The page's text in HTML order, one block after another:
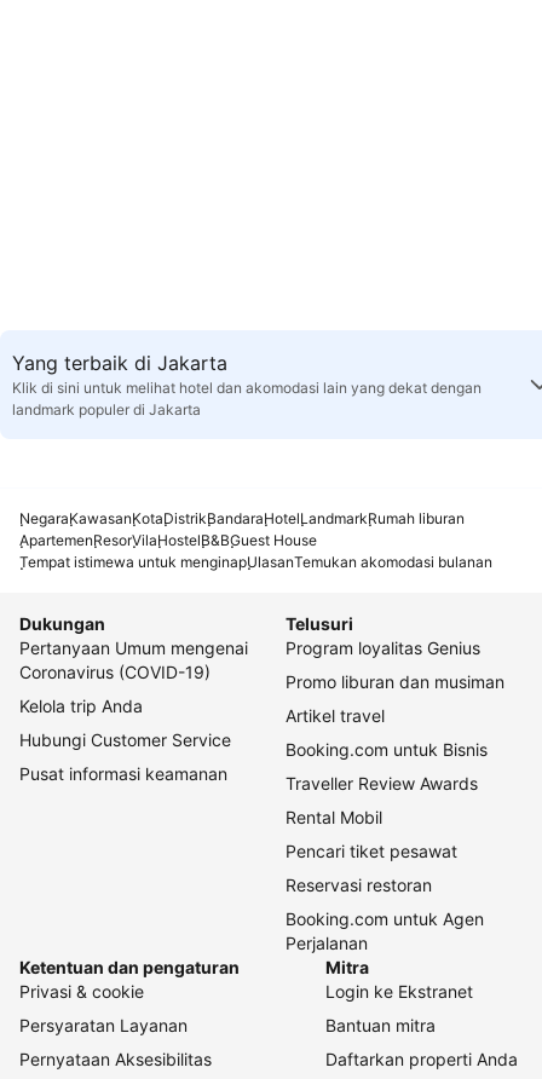
Yang terbaik di Jakarta
Klik di sini untuk melihat hotel dan akomodasi lain yang dekat dengan
landmark populer di Jakarta
NegaraKawasanKotaDistrikBandaraHotelLandmarkRumah liburan
ApartemenResorVilaHostelB&BGuest House
Tempat istimewa untuk menginapUlasanTemukan akomodasi bulanan
Dukungan
Pertanyaan Umum mengenai
Coronavirus (COVID-19)
Kelola trip Anda
Hubungi Customer Service
Pusat informasi keamanan
Telusuri
Program loyalitas Genius
Promo liburan dan musiman
Artikel travel
Booking.com untuk Bisnis
Traveller Review Awards
Rental Mobil
Pencari tiket pesawat
Reservasi restoran
Booking.com untuk Agen
Perjalanan
Ketentuan dan pengaturan
Privasi & cookie
Persyaratan Layanan
Pernyataan Aksesibilitas
Mitra
Login ke Ekstranet
Bantuan mitra
Daftarkan properti Anda